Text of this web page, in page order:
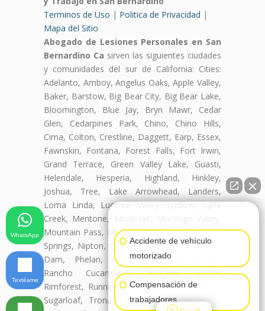
Terminos de Uso | Politica de Privacidad |
Mapa del Sitio
Abogado de Lesiones Personales en San
Bernardino Ca sirven las siguientes ciudades
y comunidades del sur de California: Cities:
Adelanto, Amboy, Angelus Oaks, Apple Valley,
Baker, Barstow, Big Bear City, Big Bear Lake,
Bloomington, Blue Jay, Bryn Mawr, Cedar
Glen, Cedarpines Park, Chino, Chino Hills,
Cima, Colton, Crestline, Daggett, Earp, Essex,
Fawnskin, Fontana, Forest Falls, Fort Irwin,
Grand Terrace, Green Valley Lake, Guasti,
Helendale, Hesperia, Highland, Hinkley,
Joshua, Tree, Lake Arrowhead, Landers,
Loma Linda, Lucerne Valley, Ludlow, Lytle
Creek, Mentone, Montclair, Morongo Valley,
Mountain Pass, Mt Baldy, Needles, Newberry
Springs, Nipton, Ontario, Oro Grande, Parker
Dam, Phelan, Pinon Hills, Pioneertown,
Rancho Cucamonga, Redlands, Rialto,
Rimforest, Running Springs, San Bernardino,
Sugarloaf, Trona, Twentynine Palms, Twin
Accidente de vehículo
motorizado
Compensación de
trabajadores
WhatsApp
Textéame